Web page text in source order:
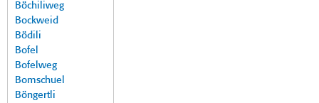
Böchiliweg
Bockweid
Bödili
Bofel
Bofelweg
Bomschuel
Böngertli